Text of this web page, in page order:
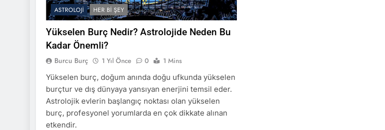
ASTROLOJI HER BI ŞEY
Yükselen Burç Nedir? Astrolojide Neden Bu
Kadar Önemli?
Burcu Burç 1 Yıl Önce 0
1 Mins
Yükselen burç, doğum anında doğu ufkunda yükselen
burçtur ve dış dünyaya yansıyan enerjini temsil eder.
Astrolojik evlerin başlangıç noktası olan yükselen
burç, profesyonel yorumlarda en çok dikkate alınan
etkendir.